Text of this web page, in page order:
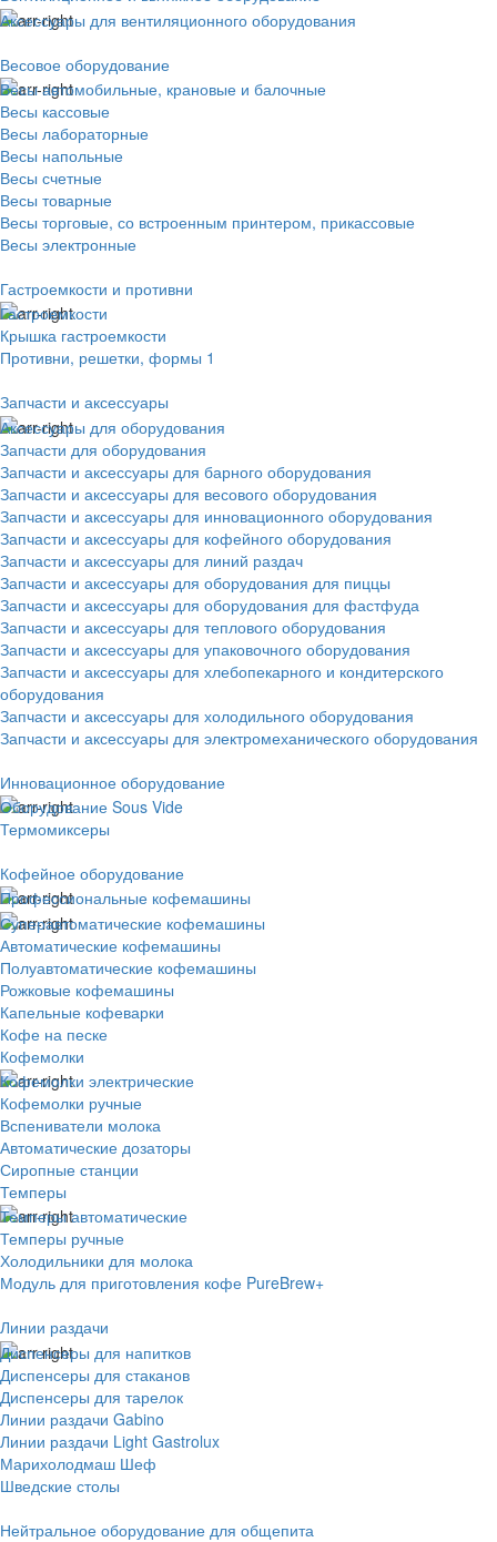
Аксессуары для вентиляционного оборудования
Весовое оборудование
Весы автомобильные, крановые и балочные
Весы кассовые
Весы лабораторные
Весы напольные
Весы счетные
Весы товарные
Весы торговые, со встроенным принтером, прикассовые
Весы электронные
Гастроемкости и противни
Гастроемкости
Крышка гастроемкости
Противни, решетки, формы 1
Запчасти и аксессуары
Аксессуары для оборудования
Запчасти для оборудования
Запчасти и аксессуары для барного оборудования
Запчасти и аксессуары для весового оборудования
Запчасти и аксессуары для инновационного оборудования
Запчасти и аксессуары для кофейного оборудования
Запчасти и аксессуары для линий раздач
Запчасти и аксессуары для оборудования для пиццы
Запчасти и аксессуары для оборудования для фастфуда
Запчасти и аксессуары для теплового оборудования
Запчасти и аксессуары для упаковочного оборудования
Запчасти и аксессуары для хлебопекарного и кондитерского
оборудования
Запчасти и аксессуары для холодильного оборудования
Запчасти и аксессуары для электромеханического оборудования
Инновационное оборудование
Оборудование Sous Vide
Термомиксеры
Кофейное оборудование
Профессиональные кофемашины
Суперавтоматические кофемашины
Автоматические кофемашины
Полуавтоматические кофемашины
Рожковые кофемашины
Капельные кофеварки
Кофе на песке
Кофемолки
Кофемолки электрические
Кофемолки ручные
Вспениватели молока
Автоматические дозаторы
Сиропные станции
Темперы
Темперы автоматические
Темперы ручные
Холодильники для молока
Модуль для приготовления кофе PureBrew+
Линии раздачи
Диспенсеры для напитков
Диспенсеры для стаканов
Диспенсеры для тарелок
Линии раздачи Gabino
Линии раздачи Light Gastrolux
Марихолодмаш Шеф
Шведские столы
Нейтральное оборудование для общепита